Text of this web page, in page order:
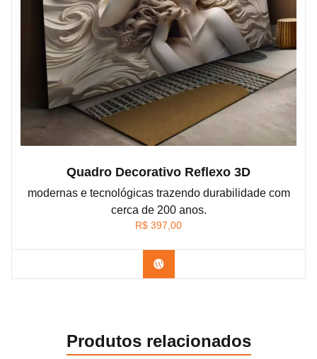
Quadro Decorativo Reflexo 3D
modernas e tecnológicas trazendo durabilidade com
cerca de 200 anos.
R$ 397,00
Comprar produto
Produtos relacionados